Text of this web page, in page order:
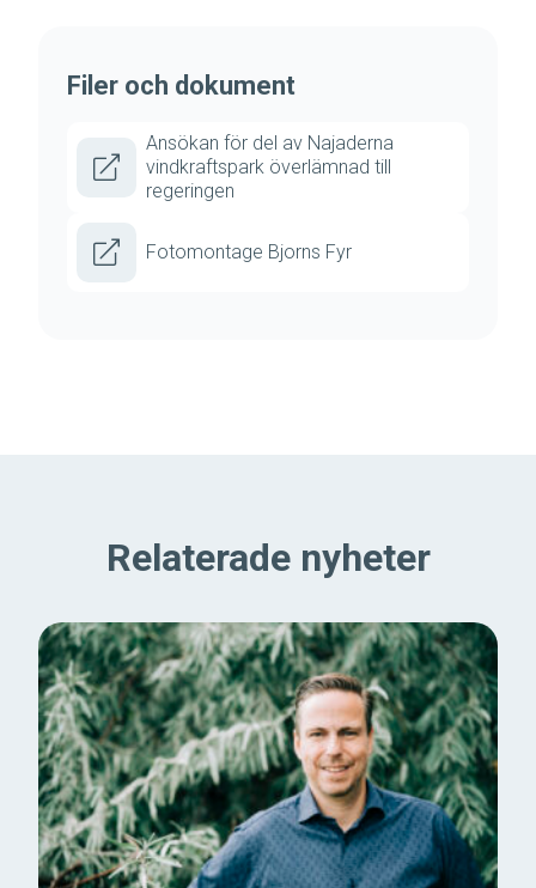
Filer och dokument
Ansökan för del av Najaderna
vindkraftspark överlämnad till
regeringen
Fotomontage Bjorns Fyr
Relaterade nyheter